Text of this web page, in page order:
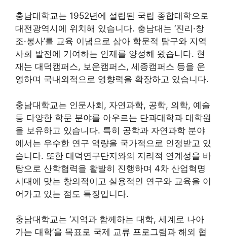
충남대학교는 1952년에 설립된 국립 종합대학으로
대전광역시에 위치해 있습니다. 충남대는 ‘진리·창
조·봉사’를 교육 이념으로 삼아 학문적 탐구와 지역
사회 발전에 기여하는 인재를 양성해 왔습니다. 현
재는 대덕캠퍼스, 보운캠퍼스, 세종캠퍼스 등을 운
영하며 국내외적으로 영향력을 확장하고 있습니다.
충남대학교는 인문사회, 자연과학, 공학, 의학, 예술
등 다양한 학문 분야를 아우르는 단과대학과 대학원
을 보유하고 있습니다. 특히 공학과 자연과학 분야
에서는 우수한 연구 역량을 국가적으로 인정받고 있
습니다. 또한 대덕연구단지와의 지리적 연계성을 바
탕으로 산학협력을 활발히 진행하며 4차 산업혁명
시대에 맞는 창의적이고 실용적인 연구와 교육을 이
어가고 있는 점도 특징입니다.
충남대학교는 ‘지역과 함께하는 대학, 세계로 나아
가는 대학’을 목표로 국제 교류 프로그램과 해외 협